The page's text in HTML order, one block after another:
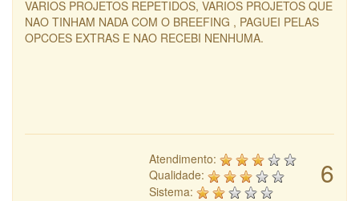
VARIOS PROJETOS REPETIDOS, VARIOS PROJETOS QUE
NAO TINHAM NADA COM O BREEFING , PAGUEI PELAS
OPCOES EXTRAS E NAO RECEBI NENHUMA.
6
Atendimento:
Qualidade:
Sistema: